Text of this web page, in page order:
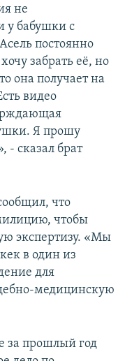
не
у бабушки с
постоянно
забрать её, но
она получает на
видео
Я прошу
сказал брат
что
чтобы
экспертизу. «Мы
в один из
для
медицинскую
за прошлый год